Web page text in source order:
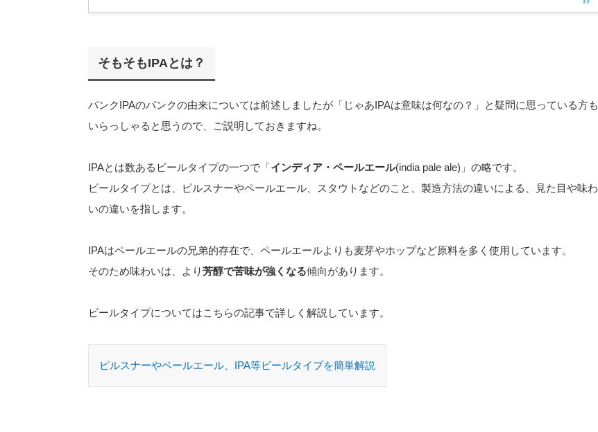
そもそもIPAとは？
パンクIPAのパンクの由来については前述しましたが「じゃあIPAは意味は何なの？」と疑問に思っている方も
いらっしゃると思うので、ご説明しておきますね。
IPAとは数あるビールタイプの一つで「 インディア・ペールエール(india pale ale)」の略です。
ビールタイプとは、ピルスナーやペールエール、スタウトなどのこと、製造方法の違いによる、見た目や味わ
いの違いを指します。
IPAはペールエールの兄弟的存在で、ペールエールよりも麦芽やホップなど原料を多く使用しています。
そのため味わいは、より芳醇で苦味が強くなる傾向があります。
ビールタイプについてはこちらの記事で詳しく解説しています。
ピルスナーやペールエール、IPA等ビールタイプを簡単解説